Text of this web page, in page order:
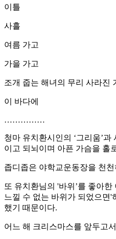
이틀
사흘
여름 가고
가을 가고
조개 줍는 해녀의 무리 사라진
이 바다에
……………
청마 유치환시인의 ‘그리움’과
이고 되뇌이며 아픈 가슴을 홀
좁디좁은 야학교운동장을 천
또 유치환님의 '바위’를 좋아
느낄 수 없는 바위가 되었으면'
했기 때문이다.
어느 해 크리스마스를 앞두고